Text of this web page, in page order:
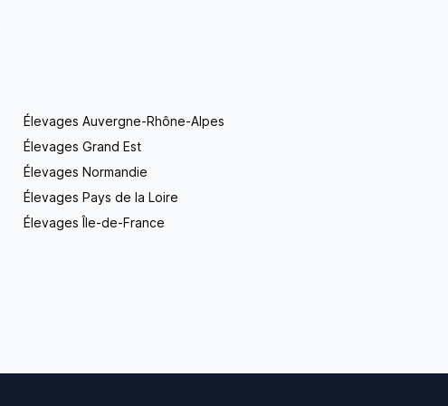
Élevages Auvergne-Rhône-Alpes
Élevages Grand Est
Élevages Normandie
Élevages Pays de la Loire
Élevages Île-de-France